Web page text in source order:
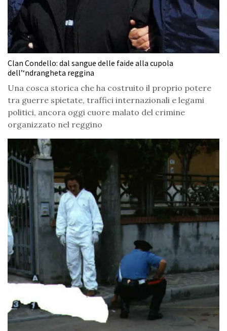
Clan Condello: dal sangue delle faide alla cupola
dell’‘ndrangheta reggina
Una cosca storica che ha costruito il proprio potere
tra guerre spietate, traffici internazionali e legami
politici, ancora oggi cuore malato del crimine
organizzato nel reggino